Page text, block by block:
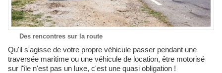
Des rencontres sur la route
Qu'il s'agisse de votre propre véhicule passer pendant une
traversée maritime ou une véhicule de location, être motorisé
sur l'île n'est pas un luxe, c'est une quasi obligation !